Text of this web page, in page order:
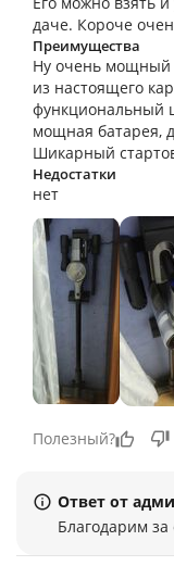
даче. Короче
Преимущества
Ну очень мощный
из настоящего
функциональный
мощная батарея,
Шикарный
Недостатки
нет
Полезный?
Ответ от
Благодарим